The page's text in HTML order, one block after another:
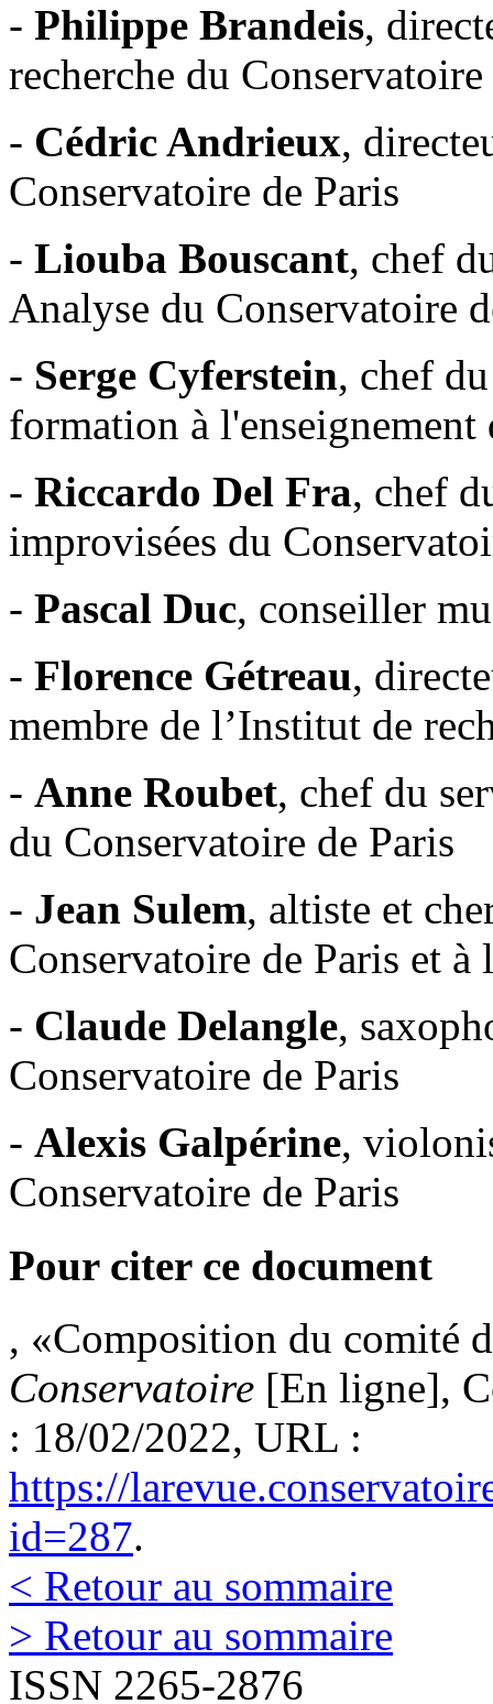
- Philippe Brandeis,
recherche du Conservatoire
- Cédric Andrieux,
Conservatoire de Paris
- Liouba Bouscant, chef
Analyse du Conservatoire
- Serge Cyferstein, chef
formation à
- Riccardo Del Fra, chef
improvisées du
- Pascal Duc, conseiller
- Florence Gétreau,
membre de l’Institut de
- Anne Roubet, chef du
du Conservatoire de Paris
- Jean Sulem, altiste et
Conservatoire de Paris et à
- Claude Delangle,
Conservatoire de Paris
- Alexis Galpérine,
Conservatoire de Paris
Pour citer ce document
, «Composition du comité
Conservatoire [En ligne],
: 18/02/2022, URL :
https://
id=287.
< Retour au sommaire
> Retour au sommaire
ISSN 2265-2876